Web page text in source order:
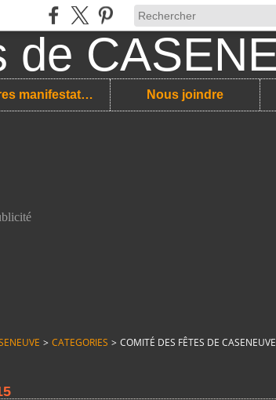
Autres manifestations Nous joindre
> CATEGORIES > COMITÉ DES FÊTES DE CASENEUVE